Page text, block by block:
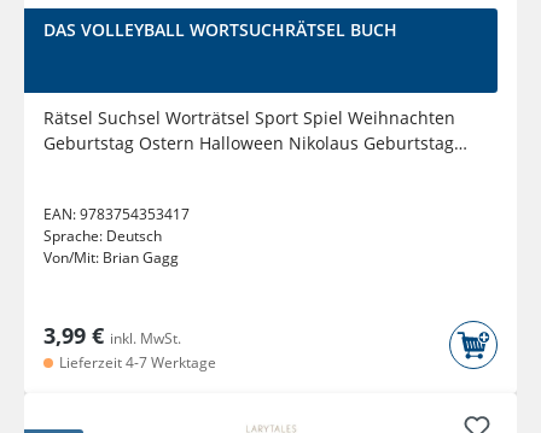
DAS VOLLEYBALL WORTSUCHRÄTSEL BUCH
Rätsel Suchsel Worträtsel Sport Spiel Weihnachten
Geburtstag Ostern Halloween Nikolaus Geburtstag
EAN:9783754353417
Sprache: Deutsch
Von/Mit: Brian Gagg
3,99 € inkl. MwSt.
Lieferzeit 4-7 Werktage